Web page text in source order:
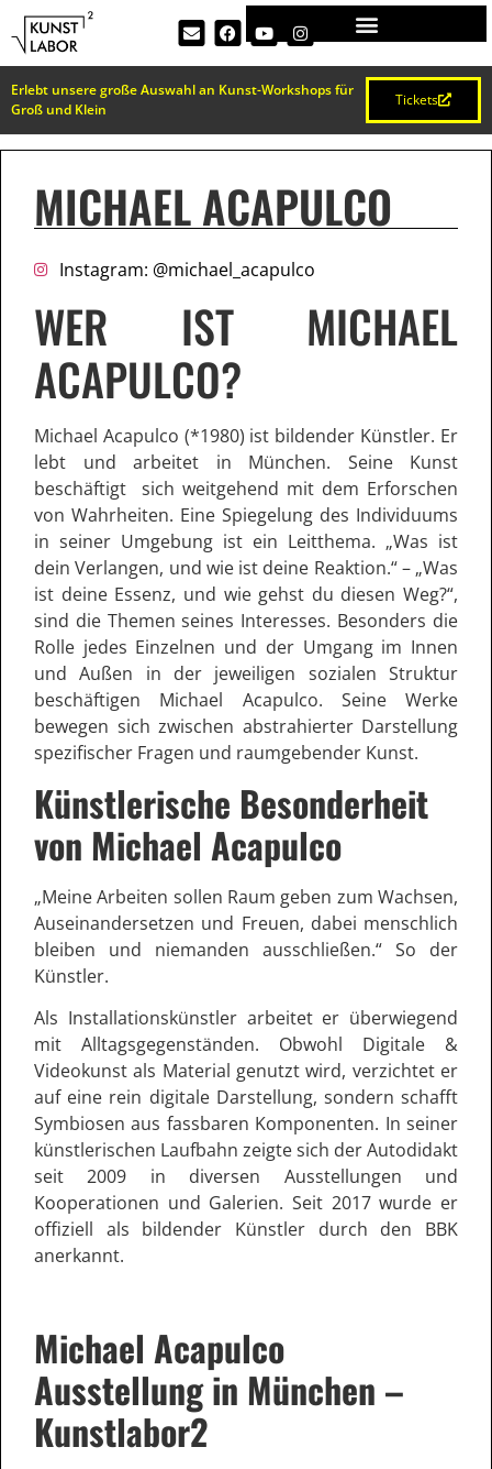
Erlebt unsere große Auswahl an Kunst-Workshops für
Groß und Klein
Tickets
MICHAEL ACAPULCO
Instagram: @michael_acapulco
WER IST MICHAEL
ACAPULCO?
Michael Acapulco (*1980) ist bildender Künstler. Er
lebt und arbeitet in München. Seine Kunst
beschäftigt sich weitgehend mit dem Erforschen
von Wahrheiten. Eine Spiegelung des Individuums
in seiner Umgebung ist ein Leitthema. „Was ist
dein Verlangen, und wie ist deine Reaktion.“ – „Was
ist deine Essenz, und wie gehst du diesen Weg?“,
sind die Themen seines Interesses. Besonders die
Rolle jedes Einzelnen und der Umgang im Innen
und Außen in der jeweiligen sozialen Struktur
beschäftigen Michael Acapulco. Seine Werke
bewegen sich zwischen abstrahierter Darstellung
spezifischer Fragen und raumgebender Kunst.
Künstlerische Besonderheit
von Michael Acapulco
„Meine Arbeiten sollen Raum geben zum Wachsen,
Auseinandersetzen und Freuen, dabei menschlich
bleiben und niemanden ausschließen.“ So der
Künstler.
Als Installationskünstler arbeitet er überwiegend
mit Alltagsgegenständen. Obwohl Digitale &
Videokunst als Material genutzt wird, verzichtet er
auf eine rein digitale Darstellung, sondern schafft
Symbiosen aus fassbaren Komponenten. In seiner
künstlerischen Laufbahn zeigte sich der Autodidakt
seit 2009 in diversen Ausstellungen und
Kooperationen und Galerien. Seit 2017 wurde er
offiziell als bildender Künstler durch den BBK
anerkannt.
Michael Acapulco
Ausstellung in München –
Kunstlabor2